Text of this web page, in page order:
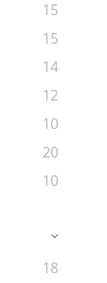
15
15
14
12
10
20
10
18